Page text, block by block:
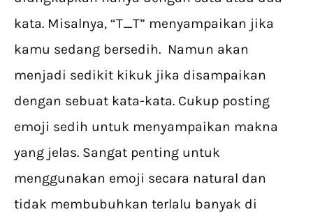
kata. Misalnya, “T_T” menyampaikan jika
kamu sedang bersedih. Namun akan
menjadi sedikit kikuk jika disampaikan
dengan sebuat kata-kata. Cukup posting
emoji sedih untuk menyampaikan makna
yang jelas. Sangat penting untuk
menggunakan emoji secara natural dan
tidak membubuhkan terlalu banyak di